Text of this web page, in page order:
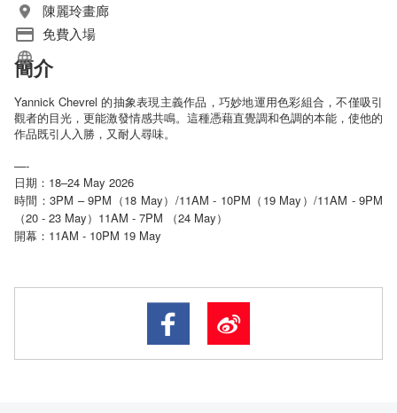
陳麗玲畫廊
免費入場
簡介
Yannick Chevrel 的抽象表現主義作品，巧妙地運用色彩組合，不僅吸引
觀者的目光，更能激發情感共鳴。這種憑藉直覺調和色調的本能，使他的
作品既引人入勝，又耐人尋味。
—-
日期：18–24 May 2026
時間：3PM – 9PM（18 May）/11AM - 10PM（19 May）/11AM - 9PM
（20 - 23 May）11AM - 7PM （24 May）
開幕：11AM - 10PM 19 May